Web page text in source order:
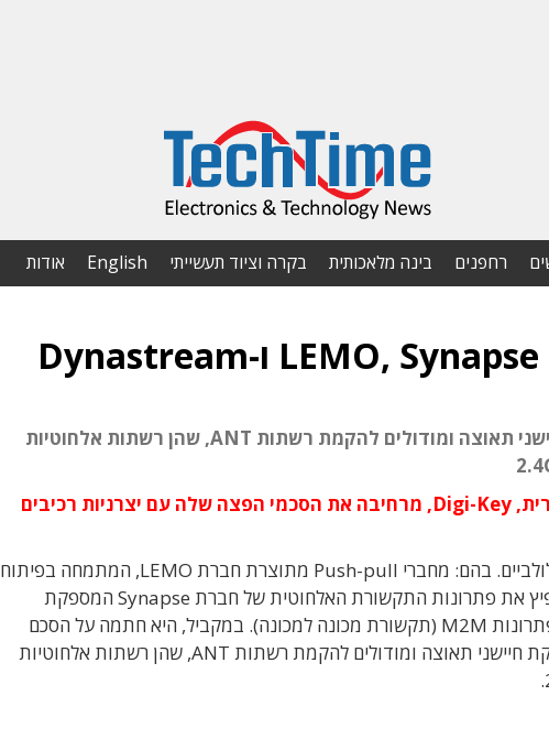
רחפנים בינה מלאכותית בקרה וציוד תעשייתי English אודות
חברת Dynastream הקנדית, אשר מספקת חיישני תאוצה ומודולים להקמת רשתות ANT, שהן רשתות אלחוטיות
מפיצת הרכיבים המקוונת הפועלת מארצות הברית, Digi-Key, מרחיבה את הסכמי הפצה שלה עם יצרניות רכיבים
החברה הודיעה על סדרה חדשה של הסכמי הפצה גלולביים. בהם: מחברי Push-pull מתוצרת חברת LEMO, המתמחה בפיתוח
וייצור פתרונות חיבוריות מדוייקים. היא מתחילה להפיץ את פתרונות התקשורת האלחוטית של חברת Synapse המספקת
מודולים אלחוטיים שלמים כולל ערכות פיתוח עבור פתרונות M2M (תקשורת מכונה למכונה). במקביל, היא חתמה על הסכם
הפצה עם חברת Dynastream הקנדית, אשר מספקת חיישני תאוצה ומודולים להקמת רשתות ANT, שהן רשתות אלחוטיות